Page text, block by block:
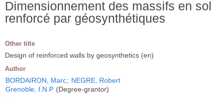
Dimensionnement des massifs en sol
renforcé par géosynthétiques
Other title
Design of reinforced walls by geosynthetics (en)
Author
BORDAIRON, Marc; NEGRE, Robert
Grenoble, I.N.P (Degree-grantor)